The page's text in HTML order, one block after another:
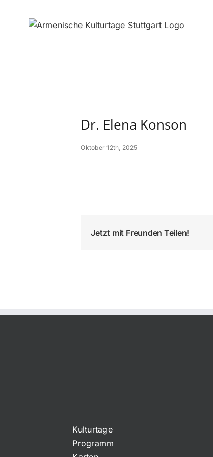
Dr. Elena Konson
Oktober 12th, 2025
Jetzt mit Freunden Teilen!
Kulturtage
Programm